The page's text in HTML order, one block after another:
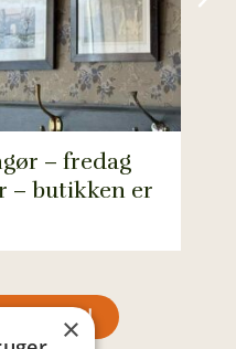
– fredag
– butikken er
×